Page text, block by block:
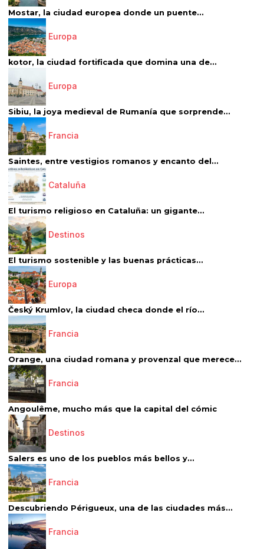
Mostar, la ciudad europea donde un puente...
Europa
kotor, la ciudad fortificada que domina una de...
Europa
Sibiu, la joya medieval de Rumanía que sorprende...
Francia
Saintes, entre vestigios romanos y encanto del...
Cataluña
El turismo religioso en Cataluña: un gigante...
Destinos
El turismo sostenible y las buenas prácticas...
Europa
Český Krumlov, la ciudad checa donde el río...
Francia
Orange, una ciudad romana y provenzal que merece...
Francia
Angoulême, mucho más que la capital del cómic
Destinos
Salers es uno de los pueblos más bellos y...
Francia
Descubriendo Périgueux, una de las ciudades más...
Francia